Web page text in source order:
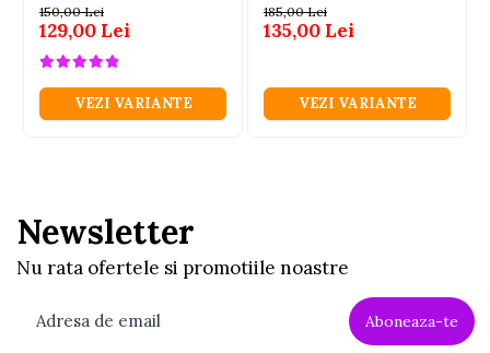
150,00 Lei
129,00 Lei
VEZI VARIANTE
185,00 Lei
135,00 Lei
VEZI VARIANTE
Newsletter
Nu rata ofertele si promotiile noastre